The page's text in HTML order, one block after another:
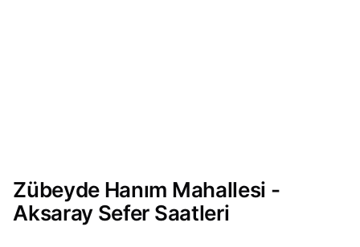
Zübeyde Hanım Mahallesi -
Aksaray Sefer Saatleri